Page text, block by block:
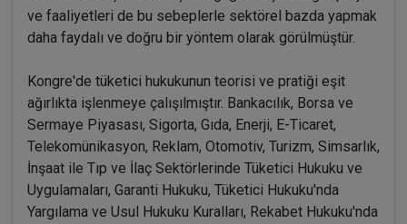
ve faaliyetleri de bu sebeplerle sektörel bazda yapmak
daha faydalı ve doğru bir yöntem olarak görülmüştür.
Kongre'de tüketici hukukunun teorisi ve pratiği eşit
ağırlıkta işlenmeye çalışılmıştır. Bankacılık, Borsa ve
Sermaye Piyasası, Sigorta, Gıda, Enerji, E-Ticaret,
Telekomünikasyon, Reklam, Otomotiv, Turizm, Simsarlık,
İnşaat ile Tıp ve İlaç Sektörlerinde Tüketici Hukuku ve
Uygulamaları, Garanti Hukuku, Tüketici Hukuku'nda
Yargılama ve Usul Hukuku Kuralları, Rekabet Hukuku'nda